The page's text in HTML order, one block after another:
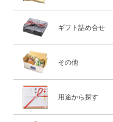
ギフト詰め合せ
その他
用途から探す